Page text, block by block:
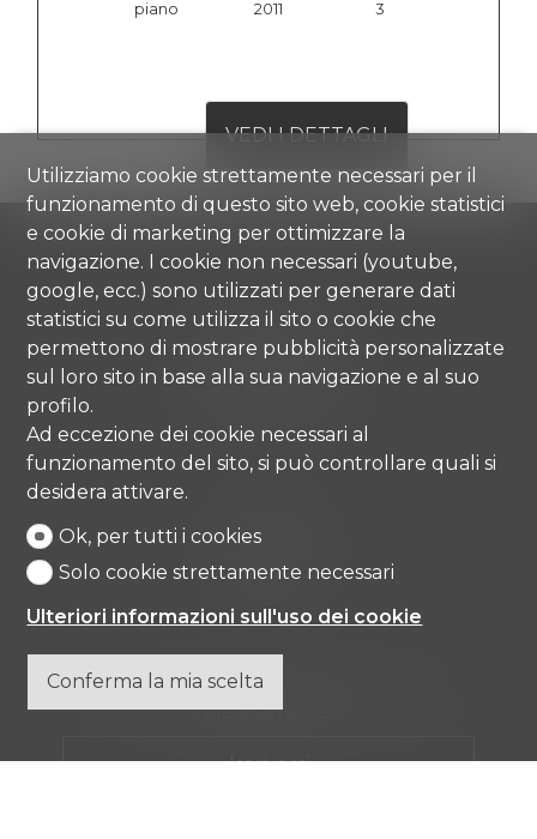
piano
2011 3
VEDI I DETTAGLI
Comisa SA
Strada di Gandria 4
6976 Castagnola
Tel. +41 91 971 67 00
Beni immobili
Agenzia
Non perdere nessun oggetto, registrarsi
gratuitamente.
Iscriversi
Utilizziamo cookie strettamente necessari per il
funzionamento di questo sito web, cookie statistici
e cookie di marketing per ottimizzare la
navigazione. I cookie non necessari (youtube,
google, ecc.) sono utilizzati per generare dati
statistici su come utilizza il sito o cookie che
permettono di mostrare pubblicità personalizzate
sul loro sito in base alla sua navigazione e al suo
profilo.
Ad eccezione dei cookie necessari al
funzionamento del sito, si può controllare quali si
desidera attivare.
Ok, per tutti i cookies
Solo cookie strettamente necessari
Ulteriori informazioni sull'uso dei cookie
Conferma la mia scelta